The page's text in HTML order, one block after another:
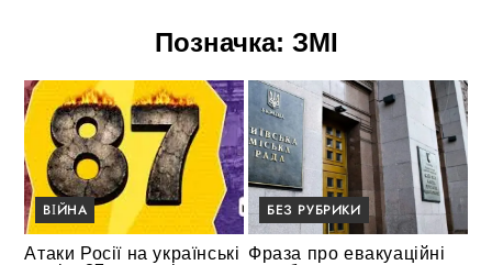
Позначка: ЗМІ
ВІЙНА
Атаки Росії на українські
БЕЗ РУБРИКИ
Фраза про евакуаційні